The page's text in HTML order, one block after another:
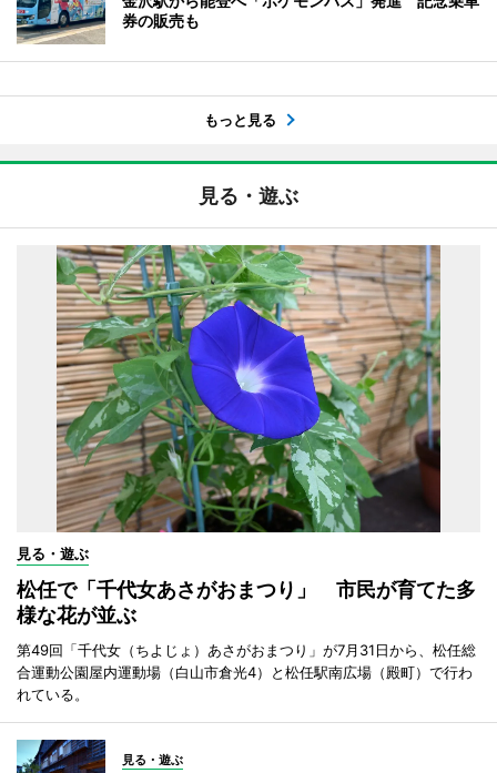
券の販売も
もっと見る
見る・遊ぶ
見る・遊ぶ
松任で「千代女あさがおまつり」 市民が育てた多
様な花が並ぶ
第49回「千代女（ちよじょ）あさがおまつり」が7月31日から、松任総
合運動公園屋内運動場（白山市倉光4）と松任駅南広場（殿町）で行わ
れている。
見る・遊ぶ